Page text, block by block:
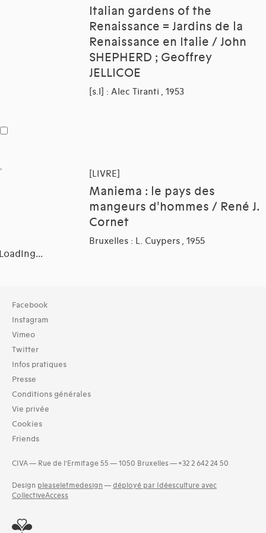
Italian gardens of the
Renaissance = Jardins de la
Renaissance en Italie / John
SHEPHERD ; Geoffrey
JELLICOE
[s.l] : Alec Tiranti , 1953
[LIVRE]
Maniema : le pays des
mangeurs d'hommes / René J.
Cornet
Bruxelles : L. Cuypers , 1955
Collection
TOUT (1013)
Bibliothèque (1015)
Typologies documents
Livres (1970)
Estonien (1)
Finnois (1)
Hongrois (1)
Néerlandais (56)
Polonais (9)
and 3 more
Dates
Facebook
Instagram
Vimeo
Twitter
Infos pratiques
Presse
Conditions générales
Vie privée
Cookies
Friends
CIVA — Rue de l’Ermitage 55 — 1050 Bruxelles — +32 2 642 24 50
Design pleaseletmedesign — déployé par Idéesculture avec
CollectiveAccess